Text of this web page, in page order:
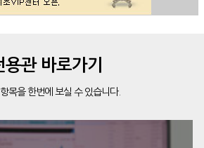
용관 바로가기
목을 한번에 보실 수 있습니다.